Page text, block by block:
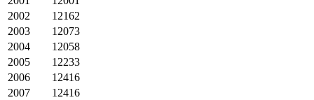
2002
12162
2003
12073
2004
12058
2005
12233
2006
12416
2007
12416